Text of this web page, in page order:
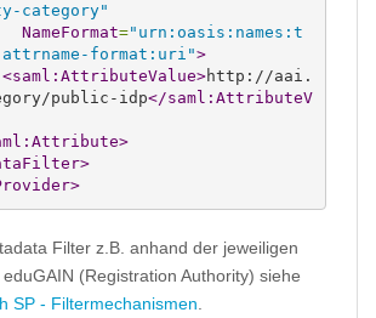
category"
NameFormat="urn:oasis:names:t
format:uri">
<saml:AttributeValue>http://aai.
public-idp</saml:AttributeV
>
>
>
Filter z.B. anhand der jeweiligen
(Registration Authority) siehe
SP - Filtermechanismen